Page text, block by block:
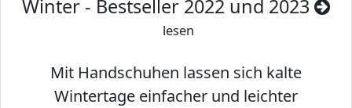
Winter - Bestseller 2022 und 2023
lesen
Mit Handschuhen lassen sich kalte
Wintertage einfacher und leichter